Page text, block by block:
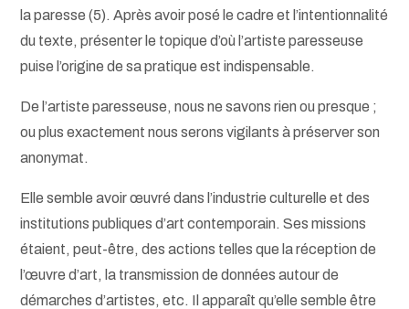
la paresse (5). Après avoir posé le cadre et l’intentionnalité
du texte, présenter le topique d’où l’artiste paresseuse
puise l’origine de sa pratique est indispensable.
De l’artiste paresseuse, nous ne savons rien ou presque ;
ou plus exactement nous serons vigilants à préserver son
anonymat.
Elle semble avoir œuvré dans l’industrie culturelle et des
institutions publiques d’art contemporain. Ses missions
étaient, peut-être, des actions telles que la réception de
l’œuvre d’art, la transmission de données autour de
démarches d’artistes, etc. Il apparaît qu’elle semble être